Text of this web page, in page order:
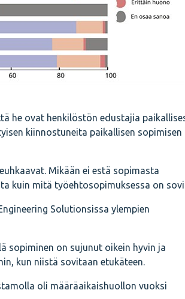
he ovat henkilöstön edustajia
kiinnostuneita paikallisen sopimisen
Mikään ei estä sopimasta
kuin mitä työehtosopimuksessa on
Solutionsissa ylempien
sopiminen on sujunut oikein hyvin ja
kun niistä sovitaan etukäteen.
oli määräaikaishuollon vuoksi